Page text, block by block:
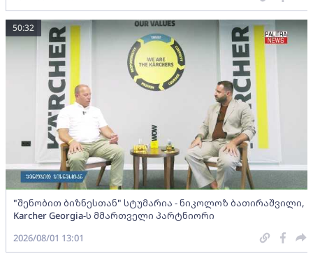
"შენობით ბიზნესთან" სტუმარია - ნიკოლოზ ბათირაშვილი,
Karcher Georgia-ს მმართველი პარტნიორი
50:32
2026/08/01 13:01